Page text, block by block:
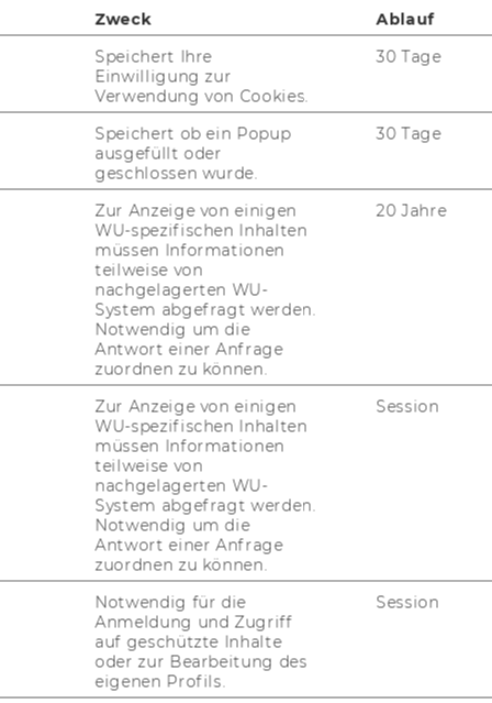
Post­kas­tenvor dem Front Of­fice des
wer­den.
als auch An­sprech­per­son gut le­ser­
wäh­len Sie bitte Ihren Kon­
an.
Zweck Ablauf
Speichert Ihre
Einwilligung zur
Verwendung von Cookies.
30 Tage
Speichert ob ein Popup
ausgefüllt oder
geschlossen wurde.
30 Tage
Zur Anzeige von einigen
WU-spezifischen Inhalten
müssen Informationen
teilweise von
nachgelagerten WU-
System abgefragt werden.
Notwendig um die
Antwort einer Anfrage
zuordnen zu können.
20 Jahre
Zur Anzeige von einigen
WU-spezifischen Inhalten
müssen Informationen
teilweise von
nachgelagerten WU-
System abgefragt werden.
Notwendig um die
Antwort einer Anfrage
zuordnen zu können.
Session
Notwendig für die
Anmeldung und Zugriff
auf geschützte Inhalte
oder zur Bearbeitung des
eigenen Profils.
Session